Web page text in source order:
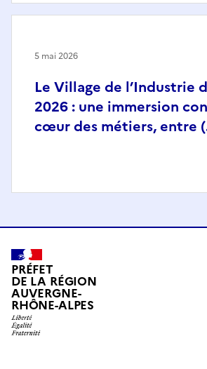
Le Village de l’Industrie
2026 : une immersion
cœur des métiers, entre
5 mai 2026
PRÉFET
DE LA RÉGION
AUVERGNE-
RHÔNE-ALPES